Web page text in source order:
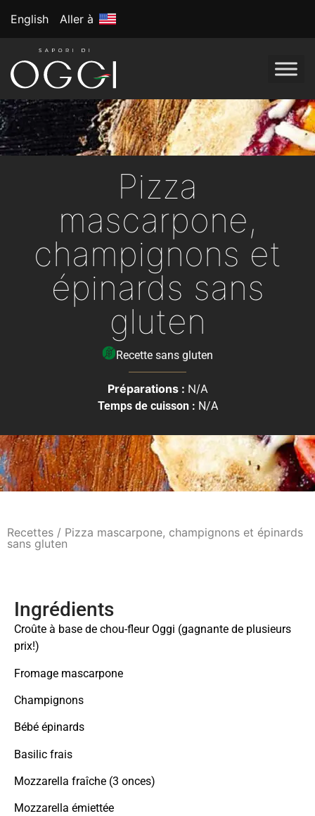
English Aller à
Pizza
mascarpone,
champignons et
épinards sans
gluten
Recette sans gluten
Préparations : N/A
Temps de cuisson : N/A
Recettes / Pizza mascarpone, champignons et épinards
sans gluten
Ingrédients
Croûte à base de chou-fleur Oggi (gagnante de plusieurs
prix!)
Fromage mascarpone
Champignons
Bébé épinards
Basilic frais
Mozzarella fraîche (3 onces)
Mozzarella émiettée